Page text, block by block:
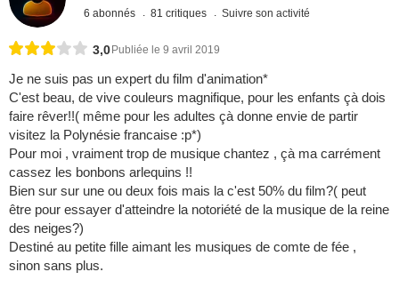
6 abonnés 81 critiques Suivre son activité
3,0 Publiée le 9 avril 2019
Je ne suis pas un expert du film d'animation*
C'est beau, de vive couleurs magnifique, pour les enfants çà dois
faire rêver!!( même pour les adultes çà donne envie de partir
visitez la Polynésie francaise :p*)
Pour moi , vraiment trop de musique chantez , çà ma carrément
cassez les bonbons arlequins !!
Bien sur sur une ou deux fois mais la c'est 50% du film?( peut
être pour essayer d'atteindre la notoriété de la musique de la reine
des neiges?)
Destiné au petite fille aimant les musiques de comte de fée ,
sinon sans plus.